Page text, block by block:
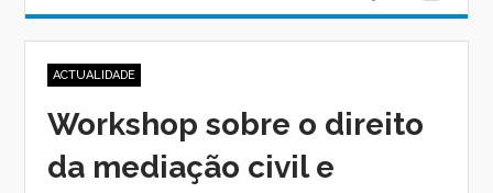
ACTUALIDADE
Workshop sobre o direito
da mediação civil e